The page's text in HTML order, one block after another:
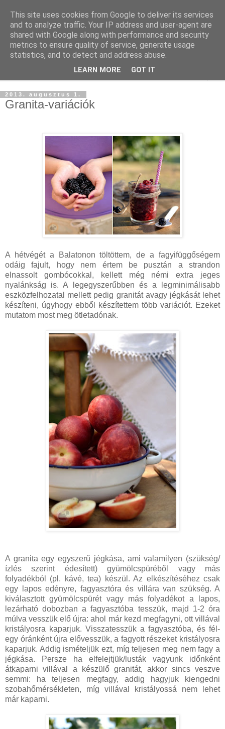
2013. augusztus 1.
Granita-variációk
A hétvégét a Balatonon töltöttem, de a fagyifüggőségem
odáig fajult, hogy nem értem be pusztán a strandon
elnassolt gombócokkal, kellett még némi extra jeges
nyalánkság is. A legegyszerűbben és a legminimálisabb
eszközfelhozatal mellett pedig granitát avagy jégkását lehet
készíteni, úgyhogy ebből készítettem több variációt. Ezeket
mutatom most meg ötletadónak.
A granita egy egyszerű jégkása, ami valamilyen (szükség/
ízlés szerint édesített) gyümölcspüréből vagy más
folyadékból (pl. kávé, tea) készül. Az elkészítéséhez csak
egy lapos edényre, fagyasztóra és villára van szükség. A
kiválasztott gyümölcspürét vagy más folyadékot a lapos,
lezárható dobozban a fagyasztóba tesszük, majd 1-2 óra
múlva vesszük elő újra: ahol már kezd megfagyni, ott villával
kristályosra kaparjuk. Visszatesszük a fagyasztóba, és fél-
egy óránként újra elővesszük, a fagyott részeket kristályosra
kaparjuk. Addig ismételjük ezt, míg teljesen meg nem fagy a
jégkása. Persze ha elfelejtjük/lusták vagyunk időnként
átkaparni villával a készülő granitát, akkor sincs veszve
semmi: ha teljesen megfagy, addig hagyjuk kiengedni
szobahőmérsékleten, míg villával kristályossá nem lehet
már kaparni.
This site uses cookies from Google to deliver its services
and to analyze traffic. Your IP address and user-agent are
shared with Google along with performance and security
metrics to ensure quality of service, generate usage
statistics, and to detect and address abuse.
LEARN MORE GOT IT